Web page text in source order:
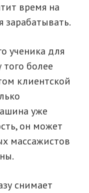
время на
зарабатывать.
ученика для
более
клиентской
уже
он может
массажистов
снимает